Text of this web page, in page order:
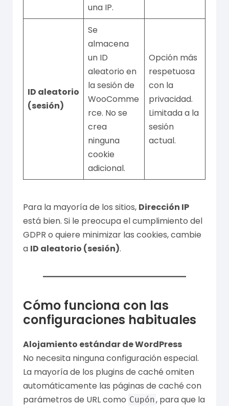
una IP.
ID aleatorio
(sesión)
Se
almacena
un ID
aleatorio en
la sesión de
WooComme
rce. No se
crea
ninguna
cookie
adicional.
Opción más
respetuosa
con la
privacidad.
Limitada a la
sesión
actual.
Para la mayoría de los sitios, Dirección IP
está bien. Si le preocupa el cumplimiento del
GDPR o quiere minimizar las cookies, cambie
a ID aleatorio (sesión).
Cómo funciona con las
configuraciones habituales
Alojamiento estándar de WordPress
No necesita ninguna configuración especial.
La mayoría de los plugins de caché omiten
automáticamente las páginas de caché con
parámetros de URL como Cupón, para que la